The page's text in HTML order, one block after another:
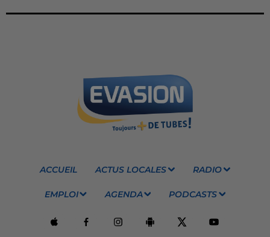
ACCUEIL ACTUS LOCALES RADIO
EMPLOI AGENDA PODCASTS